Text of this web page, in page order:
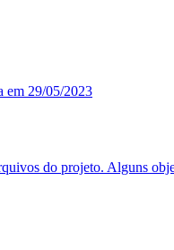
em 29/05/2023
do projeto. Alguns